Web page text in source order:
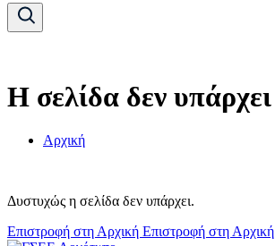
Η σελίδα δεν υπάρχει
Αρχική
Δυστυχώς η σελίδα δεν υπάρχει.
Επιστροφή στη Αρχική Επιστροφή στη Αρχική